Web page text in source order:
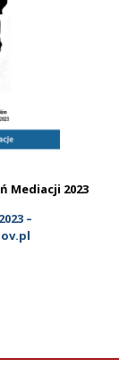
Mediacji 2023
–